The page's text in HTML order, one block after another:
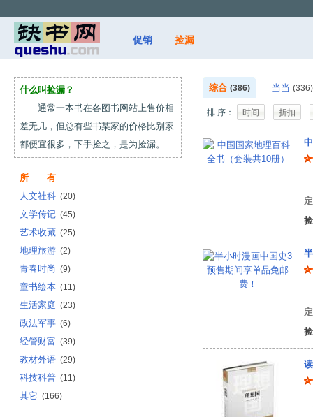
促销 捡漏
什么叫捡漏？
通常一本书在各图书网站上售价相
差无几，但总有些书某家的价格比别家
都便宜很多，下手捡之，是为捡漏。
所 有
人文社科 (20)
文学传记 (45)
艺术收藏 (25)
地理旅游 (2)
青春时尚 (9)
童书绘本 (11)
生活家庭 (23)
政法军事 (6)
经管财富 (39)
教材外语 (29)
科技科普 (11)
其它 (166)
综合 (386) 当当 (336)
排 序： 时间 折扣